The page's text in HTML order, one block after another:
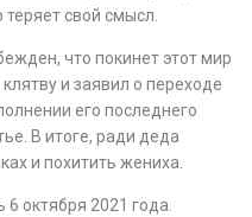
свой смысл.
что покинет этот мир
и заявил о переходе
его последнего
В итоге, ради деда
и похитить жениха.
октября 2021 года.